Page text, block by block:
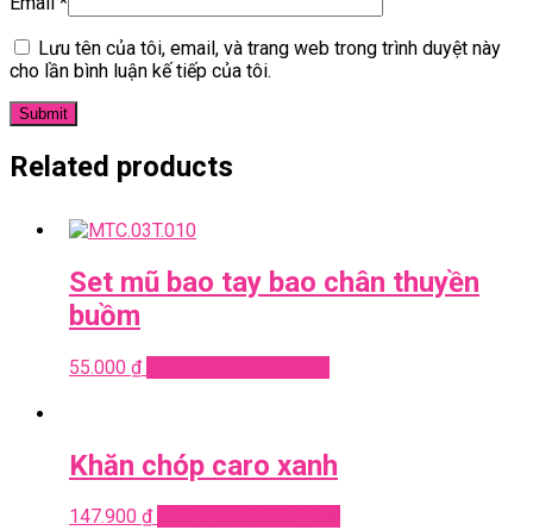
Lưu tên của tôi, email, và trang web trong trình duyệt này
cho lần bình luận kế tiếp của tôi.
Related products
Set mũ bao tay bao chân thuyền
buồm
55.000 ₫
Khăn chóp caro xanh
147.900 ₫